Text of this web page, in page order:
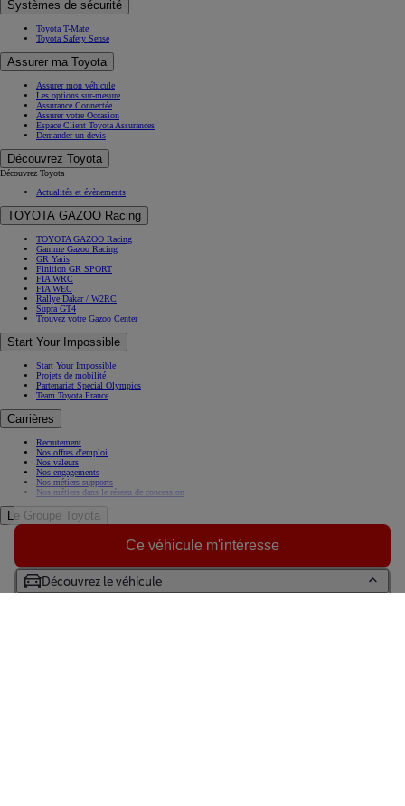
Ce véhicule m'intéresse
Découvrez le véhicule
Toyota T-Mate
Toyota Safety Sense
Assurer ma Toyota
Assurer mon véhicule
Les options sur-mesure
Assurance Connectée
Assurer votre Occasion
Espace Client Toyota Assurances
Demander un devis
Découvrez Toyota
Découvrez Toyota
Actualités et évènements
TOYOTA GAZOO Racing
TOYOTA GAZOO Racing
Gamme Gazoo Racing
GR Yaris
Finition GR SPORT
FIA WRC
FIA WEC
Rallye Dakar / W2RC
Supra GT4
Trouvez votre Gazoo Center
Start Your Impossible
Start Your Impossible
Projets de mobilité
Partenariat Special Olympics
Team Toyota France
Carrières
Recrutement
Nos offres d'emploi
Nos valeurs
Nos engagements
Nos métiers supports
Nos métiers dans le réseau de concession
Le Groupe Toyota
A propos de nous
Histoire
Toujours plus loin
KINTO, la solution de mobilité sans contrainte